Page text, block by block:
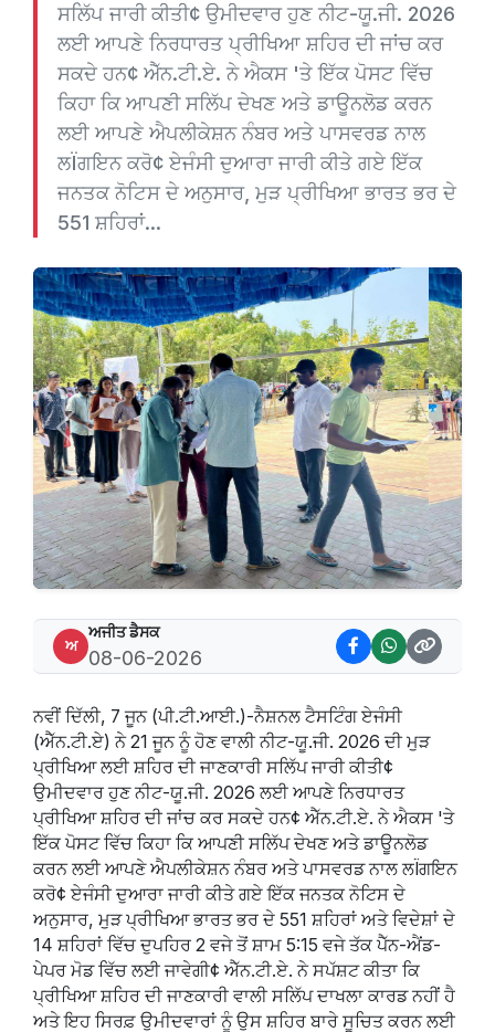
ਸਲਿੱਪ ਜਾਰੀ ਕੀਤੀ¢ ਉਮੀਦਵਾਰ ਹੁਣ ਨੀਟ-ਯੂ.ਜੀ. 2026
ਲਈ ਆਪਣੇ ਨਿਰਧਾਰਤ ਪ੍ਰੀਖਿਆ ਸ਼ਹਿਰ ਦੀ ਜਾਂਚ ਕਰ
ਸਕਦੇ ਹਨ¢ ਐੱਨ.ਟੀ.ਏ. ਨੇ ਐਕਸ 'ਤੇ ਇੱਕ ਪੋਸਟ ਵਿੱਚ
ਕਿਹਾ ਕਿ ਆਪਣੀ ਸਲਿੱਪ ਦੇਖਣ ਅਤੇ ਡਾਊਨਲੋਡ ਕਰਨ
ਲਈ ਆਪਣੇ ਐਪਲੀਕੇਸ਼ਨ ਨੰਬਰ ਅਤੇ ਪਾਸਵਰਡ ਨਾਲ
ਲÏਗਇਨ ਕਰੋ¢ ਏਜੰਸੀ ਦੁਆਰਾ ਜਾਰੀ ਕੀਤੇ ਗਏ ਇੱਕ
ਜਨਤਕ ਨੋਟਿਸ ਦੇ ਅਨੁਸਾਰ, ਮੁੜ ਪ੍ਰੀਖਿਆ ਭਾਰਤ ਭਰ ਦੇ
551 ਸ਼ਹਿਰਾਂ...
Previous Next
ਅ
ਅਜੀਤ ਡੈਸਕ
08-06-2026
ਨਵੀਂ ਦਿੱਲੀ, 7 ਜੂਨ (ਪੀ.ਟੀ.ਆਈ.)-ਨੈਸ਼ਨਲ ਟੈਸਟਿੰਗ ਏਜੰਸੀ
(ਐੱਨ.ਟੀ.ਏ) ਨੇ 21 ਜੂਨ ਨੂੰ ਹੋਣ ਵਾਲੀ ਨੀਟ-ਯੂ.ਜੀ. 2026 ਦੀ ਮੁੜ
ਪ੍ਰੀਖਿਆ ਲਈ ਸ਼ਹਿਰ ਦੀ ਜਾਣਕਾਰੀ ਸਲਿੱਪ ਜਾਰੀ ਕੀਤੀ¢
ਉਮੀਦਵਾਰ ਹੁਣ ਨੀਟ-ਯੂ.ਜੀ. 2026 ਲਈ ਆਪਣੇ ਨਿਰਧਾਰਤ
ਪ੍ਰੀਖਿਆ ਸ਼ਹਿਰ ਦੀ ਜਾਂਚ ਕਰ ਸਕਦੇ ਹਨ¢ ਐੱਨ.ਟੀ.ਏ. ਨੇ ਐਕਸ 'ਤੇ
ਇੱਕ ਪੋਸਟ ਵਿੱਚ ਕਿਹਾ ਕਿ ਆਪਣੀ ਸਲਿੱਪ ਦੇਖਣ ਅਤੇ ਡਾਊਨਲੋਡ
ਕਰਨ ਲਈ ਆਪਣੇ ਐਪਲੀਕੇਸ਼ਨ ਨੰਬਰ ਅਤੇ ਪਾਸਵਰਡ ਨਾਲ ਲÏਗਇਨ
ਕਰੋ¢ ਏਜੰਸੀ ਦੁਆਰਾ ਜਾਰੀ ਕੀਤੇ ਗਏ ਇੱਕ ਜਨਤਕ ਨੋਟਿਸ ਦੇ
ਅਨੁਸਾਰ, ਮੁੜ ਪ੍ਰੀਖਿਆ ਭਾਰਤ ਭਰ ਦੇ 551 ਸ਼ਹਿਰਾਂ ਅਤੇ ਵਿਦੇਸ਼ਾਂ ਦੇ
14 ਸ਼ਹਿਰਾਂ ਵਿੱਚ ਦੁਪਹਿਰ 2 ਵਜੇ ਤੋਂ ਸ਼ਾਮ 5:15 ਵਜੇ ਤੱਕ ਪੈੱਨ-ਐਂਡ-
ਪੇਪਰ ਮੋਡ ਵਿੱਚ ਲਈ ਜਾਵੇਗੀ¢ ਐੱਨ.ਟੀ.ਏ. ਨੇ ਸਪੱਸ਼ਟ ਕੀਤਾ ਕਿ
ਪ੍ਰੀਖਿਆ ਸ਼ਹਿਰ ਦੀ ਜਾਣਕਾਰੀ ਵਾਲੀ ਸਲਿੱਪ ਦਾਖਲਾ ਕਾਰਡ ਨਹੀਂ ਹੈ
ਅਤੇ ਇਹ ਸਿਰਫ਼ ਉਮੀਦਵਾਰਾਂ ਨੂੰ ਉਸ ਸ਼ਹਿਰ ਬਾਰੇ ਸੂਚਿਤ ਕਰਨ ਲਈ